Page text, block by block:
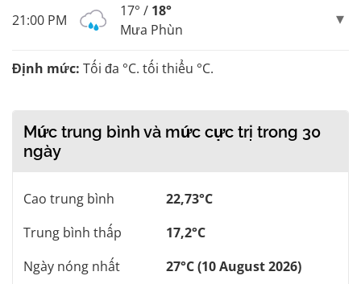
21:00 PM
17° / 18°
Mưa Phùn
Định mức: Tối đa °C. tối thiểu °C.
Mức trung bình và mức cực trị trong 30
ngày
Cao trung bình
22,73°C
Trung bình thấp
17,2°C
Ngày nóng nhất
27°C (10 August 2026)